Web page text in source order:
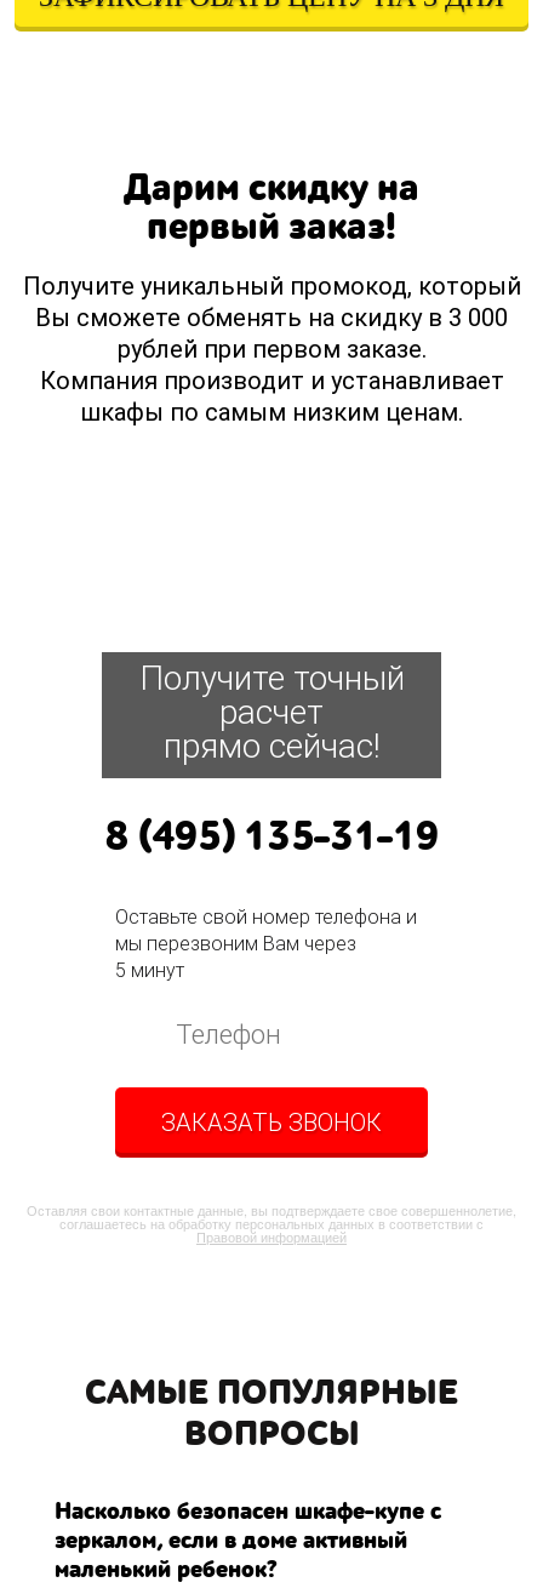
Оставляя свои контактные данные, вы подтверждаете свое совершеннолетие,
Дарим скидку на
первый заказ!
Получите уникальный промокод, который
Вы сможете обменять на скидку в 3 000
рублей при первом заказе.
Компания производит и устанавливает
шкафы по самым низким ценам.
Получите точный
расчет
прямо сейчас!
8 (495) 135-31-19
Оставьте свой номер телефона и
мы перезвоним Вам через
5 минут
ЗАКАЗАТЬ ЗВОНОК
Оставляя свои контактные данные, вы подтверждаете свое совершеннолетие,
соглашаетесь на обработку персональных данных в соответствии с
Правовой информацией
САМЫЕ ПОПУЛЯРНЫЕ
ВОПРОСЫ
Насколько безопасен шкафе-купе с
зеркалом, если в доме активный
маленький ребенок?